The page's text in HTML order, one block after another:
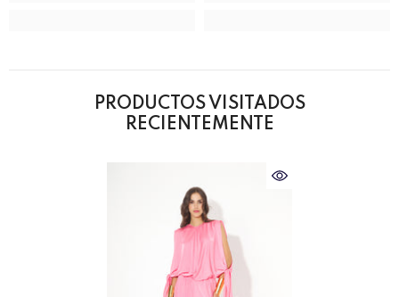
PRODUCTOS VISITADOS
RECIENTEMENTE